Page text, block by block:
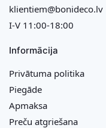
klientiem@bonideco.lv
I-V 11:00-18:00
Informācija
Privātuma politika
Piegāde
Apmaksa
Preču atgriešana